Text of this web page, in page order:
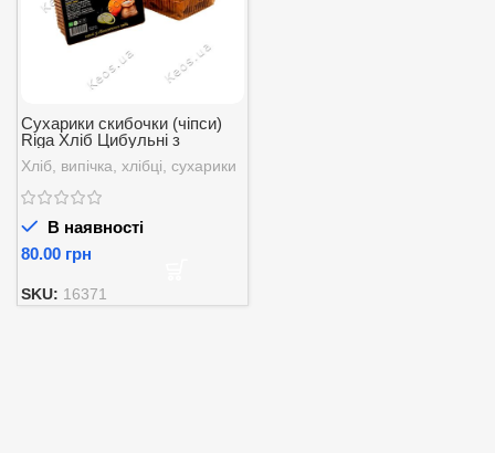
Сухарики скибочки (чіпси)
Riga Хліб Цибульні з
цибулею 110 г.
Хліб, випічка, хлібці, сухарики
В наявності
грн
SKU: 16371